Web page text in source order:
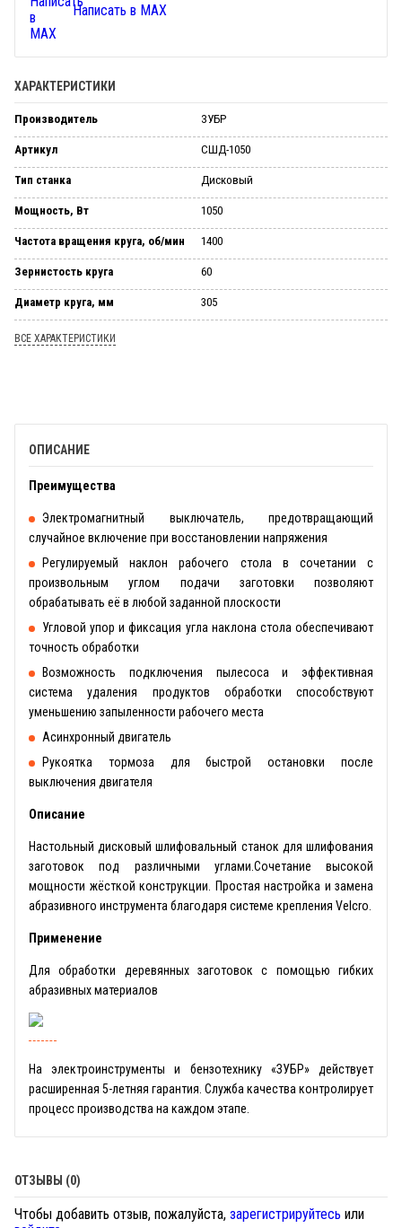
Написать в MAX
ХАРАКТЕРИСТИКИ
Производитель ЗУБР
Артикул СШД-1050
Тип станка Дис­ко­вый
Мощность, Вт 1050
Частота вращения круга, об/мин 1400
Зернистость круга 60
Диаметр круга, мм 305
ВСЕ ХАРАКТЕРИСТИКИ
ОПИСАНИЕ
Преимущества
Электромагнитный выключатель, предотвращающий
случайное включение при восстановлении напряжения
Регулируемый наклон рабочего стола в сочетании с
произвольным углом подачи заготовки позволяют
обрабатывать её в любой заданной плоскости
Угловой упор и фиксация угла наклона стола обеспечивают
точность обработки
Возможность подключения пылесоса и эффективная
система удаления продуктов обработки способствуют
уменьшению запыленности рабочего места
Асинхронный двигатель
Рукоятка тормоза для быстрой остановки после
выключения двигателя
Описание
Настольный дисковый шлифовальный станок для шлифования
заготовок под различными углами.Сочетание высокой
мощности жёсткой конструкции. Простая настройка и замена
абразивного инструмента благодаря системе крепления Velcro.
Применение
Для обработки деревянных заготовок с помощью гибких
абразивных материалов
На электроинструменты и бензотехнику «ЗУБР» действует
расширенная 5-летняя гарантия. Служба качества контролирует
процесс производства на каждом этапе.
ОТЗЫВЫ (0)
Чтобы добавить отзыв, пожалуйста, зарегистрируйтесь или